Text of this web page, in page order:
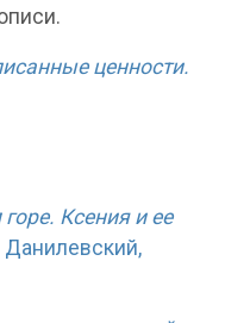
ценности.
Ксения и ее
Данилевский,